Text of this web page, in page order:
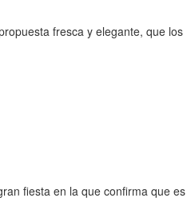
fresca y elegante, que los
fiesta en la que confirma que es